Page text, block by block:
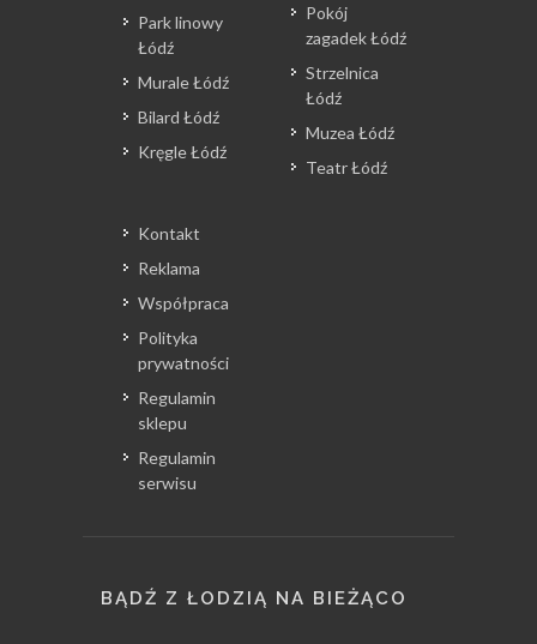
Park linowy
Łódź
Murale Łódź
Bilard Łódź
Kręgle Łódź
Pokój
zagadek Łódź
Strzelnica
Łódź
Muzea Łódź
Teatr Łódź
Kontakt
Reklama
Współpraca
Polityka
prywatności
Regulamin
sklepu
Regulamin
serwisu
BĄDŹ Z ŁODZIĄ NA BIEŻĄCO